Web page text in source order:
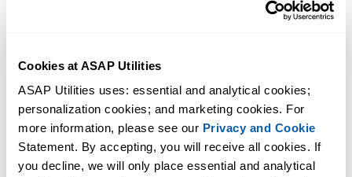
Cookies at ASAP Utilities
ASAP Utilities uses: essential and analytical cookies;
personalization cookies; and marketing cookies. For
more information, please see our Privacy and Cookie
Statement. By accepting, you will receive all cookies. If
you decline, we will only place essential and analytical